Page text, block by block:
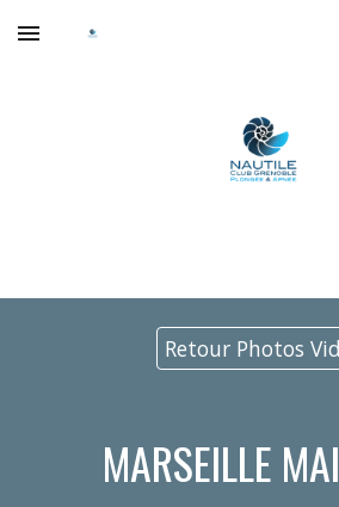
Skip to main content
MARSEILLE MAI